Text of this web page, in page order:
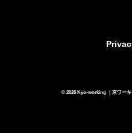
© 2026 Kyo-working ｜京ワー